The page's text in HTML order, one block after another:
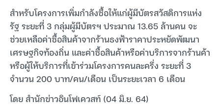
สำหรับโครงการเพิ่มกำลังซื้อให้แก่ผู้มีบัตรสวัสดิการแห่ง
รัฐ ระยะที่ 3 กลุ่มผู้มีบัตรฯ ประมาณ 13.65 ล้านคน จะ
ช่วยเหลือค่าซื้อสินค้าจากร้านธงฟ้าราคาประหยัดพัฒนา
เศรษฐกิจท้องถิ่น และค่าซื้อสินค้าหรือค่าบริการจากร้านค้า
หรือผู้ให้บริการที่เข้าร่วมโครงการคนละครึ่ง ระยะที่ 3
จำนวน 200 บาท/คน/เดือน เป็นระยะเวลา 6 เดือน
โดย สำนักข่าวอินโฟเควสท์ (04 มิ.ย. 64)